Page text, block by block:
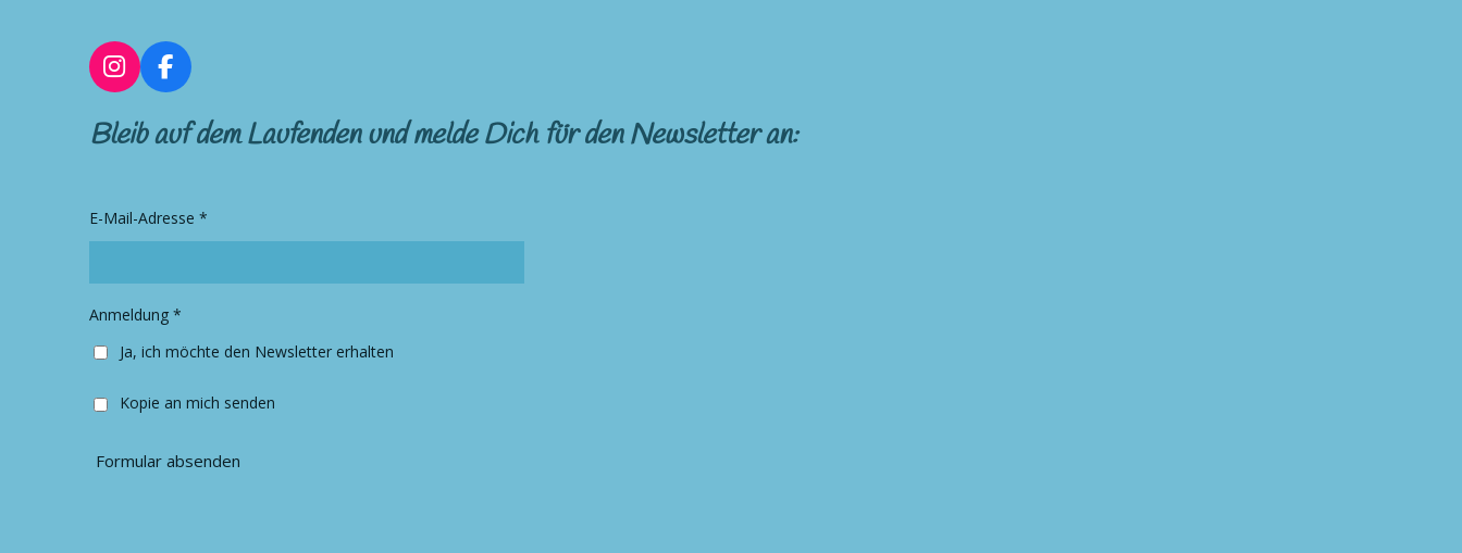
I
n
s
t
r
a
F
a
c
e
o
k
Bleib auf dem Laufenden und melde Dich für den Newsletter an:
E-Mail-Adresse *
Anmeldung *
Ja, ich möchte den Newsletter erhalten
Kopie an mich senden
Formular absenden